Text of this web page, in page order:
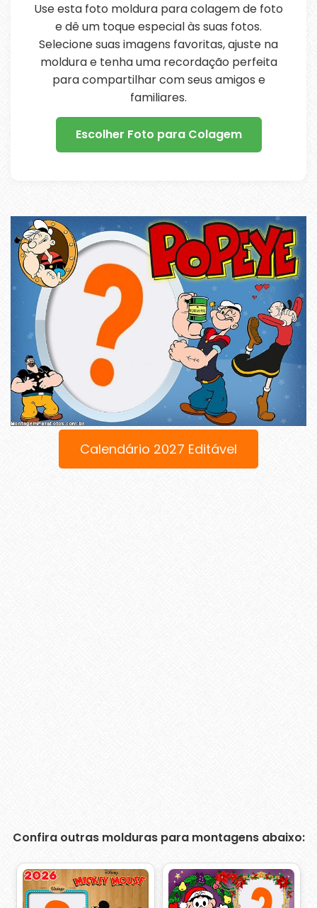
Use esta foto moldura para colagem de foto
e dê um toque especial às suas fotos.
Selecione suas imagens favoritas, ajuste na
moldura e tenha uma recordação perfeita
para compartilhar com seus amigos e
familiares.
Escolher Foto para Colagem
Calendário 2027 Editável
Confira outras molduras para montagens abaixo: